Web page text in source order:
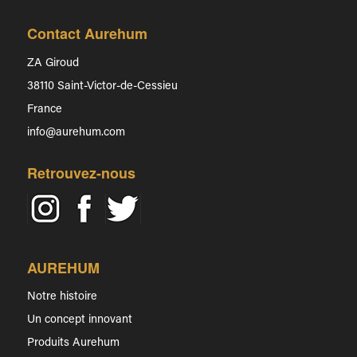
Contact Aurehum
ZA Giroud
38110 Saint-Victor-de-Cessieu
France
info@aurehum.com
Retrouvez-nous
AUREHUM
Notre histoire
Un concept innovant
Produits Aurehum